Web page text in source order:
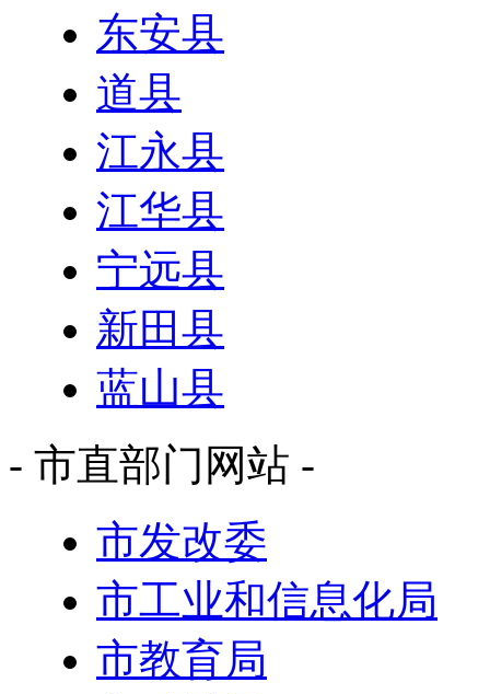
东安县
道县
江永县
江华县
宁远县
新田县
蓝山县
- 市直部门网站 -
市发改委
市工业和信息化局
市教育局